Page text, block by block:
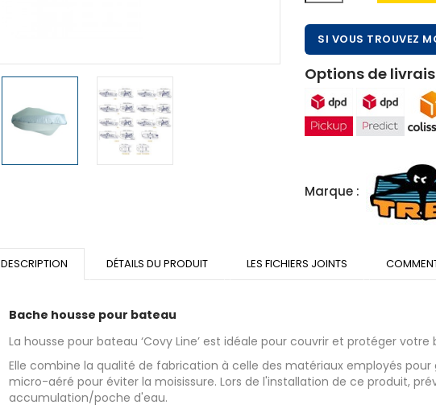
SI VOUS TROUVEZ
Options de
Marque :
DESCRIPTION DÉTAILS DU PRODUIT LES FICHIERS JOINTS
Bache housse pour bateau
La housse pour bateau ‘Covy Line’ est idéale pour couvrir et protéger
Elle combine la qualité de fabrication à celle des matériaux employés pour
micro-aéré pour éviter la moisissure. Lors de l'installation de ce produit,
accumulation/poche d'eau.